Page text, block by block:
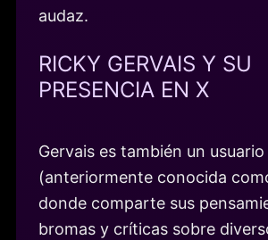
audaz.
RICKY GERVAIS Y SU
PRESENCIA EN X
Gervais es también un
(anteriormente conocida
donde comparte sus
bromas y críticas sobre